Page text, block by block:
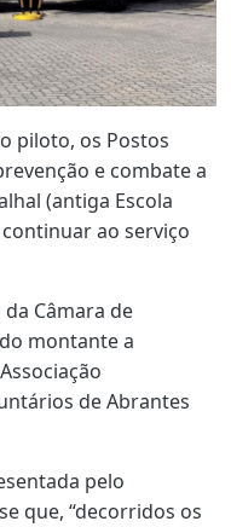
piloto, os Postos
e combate a
(antiga Escola
ao serviço
Câmara de
montante a
de Abrantes
pelo
que, “decorridos os